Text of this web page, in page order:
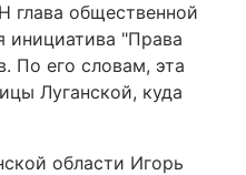
глава общественной
инициатива "Права
По его словам, эта
Луганской, куда
области Игорь